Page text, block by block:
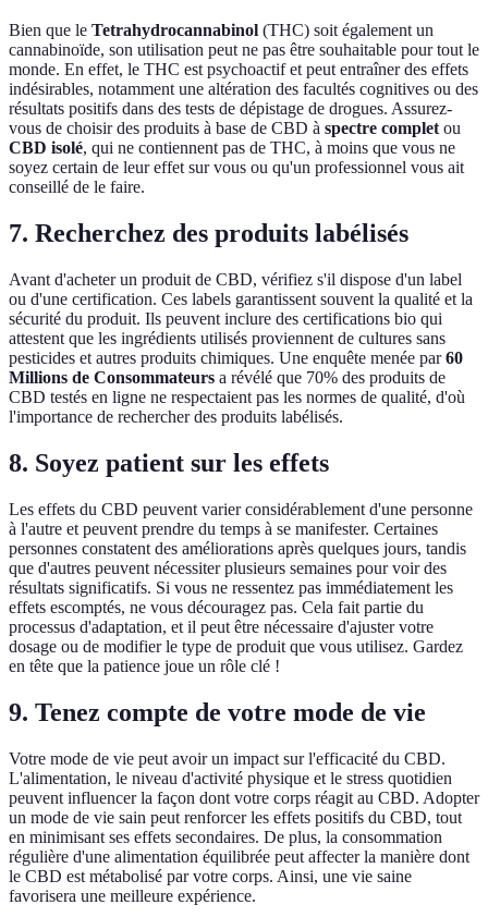
Bien que le Tetrahydrocannabinol (THC) soit également un
cannabinoïde, son utilisation peut ne pas être souhaitable pour tout le
monde. En effet, le THC est psychoactif et peut entraîner des effets
indésirables, notamment une altération des facultés cognitives ou des
résultats positifs dans des tests de dépistage de drogues. Assurez-
vous de choisir des produits à base de CBD à spectre complet ou
CBD isolé, qui ne contiennent pas de THC, à moins que vous ne
soyez certain de leur effet sur vous ou qu'un professionnel vous ait
conseillé de le faire.
7. Recherchez des produits labélisés
Avant d'acheter un produit de CBD, vérifiez s'il dispose d'un label
ou d'une certification. Ces labels garantissent souvent la qualité et la
sécurité du produit. Ils peuvent inclure des certifications bio qui
attestent que les ingrédients utilisés proviennent de cultures sans
pesticides et autres produits chimiques. Une enquête menée par60
Millions de Consommateurs a révélé que 70% des produits de
CBD testés en ligne ne respectaient pas les normes de qualité, d'où
l'importance de rechercher des produits labélisés.
8. Soyez patient sur les effets
Les effets du CBD peuvent varier considérablement d'une personne
à l'autre et peuvent prendre du temps à se manifester. Certaines
personnes constatent des améliorations après quelques jours, tandis
que d'autres peuvent nécessiter plusieurs semaines pour voir des
résultats significatifs. Si vous ne ressentez pas immédiatement les
effets escomptés, ne vous découragez pas. Cela fait partie du
processus d'adaptation, et il peut être nécessaire d'ajuster votre
dosage ou de modifier le type de produit que vous utilisez. Gardez
en tête que la patience joue un rôle clé !
9. Tenez compte de votre mode de vie
Votre mode de vie peut avoir un impact sur l'efficacité du CBD.
L'alimentation, le niveau d'activité physique et le stress quotidien
peuvent influencer la façon dont votre corps réagit au CBD. Adopter
un mode de vie sain peut renforcer les effets positifs du CBD, tout
en minimisant ses effets secondaires. De plus, la consommation
régulière d'une alimentation équilibrée peut affecter la manière dont
le CBD est métabolisé par votre corps. Ainsi, une vie saine
favorisera une meilleure expérience.